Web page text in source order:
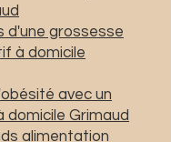
d'une grossesse
à domicile
avec un
Grimaud
alimentation